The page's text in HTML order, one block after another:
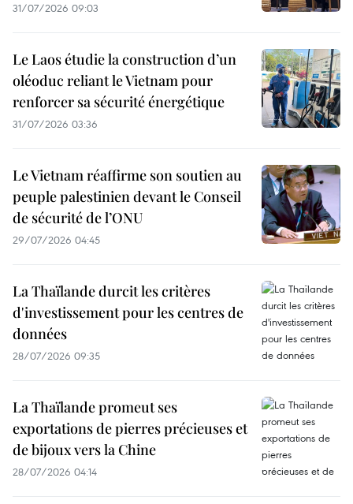
31/07/2026 09:03
Le Laos étudie la construction d’un
oléoduc reliant le Vietnam pour
renforcer sa sécurité énergétique
31/07/2026 03:36
Le Vietnam réaffirme son soutien au
peuple palestinien devant le Conseil
de sécurité de l’ONU
29/07/2026 04:45
La Thaïlande durcit les critères
d'investissement pour les centres de
données
28/07/2026 09:35
La Thaïlande promeut ses
exportations de pierres précieuses et
de bijoux vers la Chine
28/07/2026 04:14